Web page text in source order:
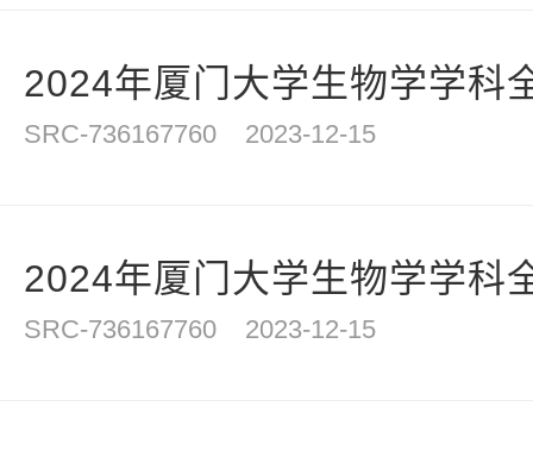
2024年厦门大学生物学学科
SRC-736167760 2023-12-15
2024年厦门大学生物学学科
SRC-736167760 2023-12-15